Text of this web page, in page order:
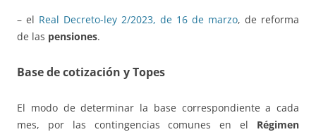
– el Real Decreto-ley 2/2023, de 16 de marzo, de reforma
de las pensiones.
Base de cotización y Topes
El modo de determinar la base correspondiente a cada
mes, por las contingencias comunes en el Régimen